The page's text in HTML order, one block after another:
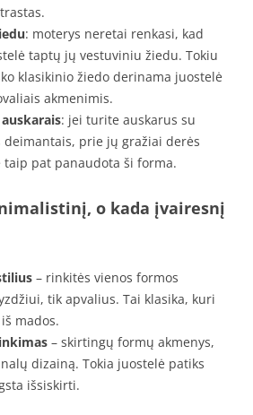
: moterys neretai renkasi, kad
taptų jų vestuviniu žiedu. Tokiu
klasikinio žiedo derinama juostelė
akmenimis.
: jei turite auskarus su
deimantais, prie jų gražiai derės
taip pat panaudota ši forma.
o kada įvairesnį
– rinkitės vienos formos
tik apvalius. Tai klasika, kuri
mados.
– skirtingų formų akmenys,
dizainą. Tokia juostelė patiks
išsiskirti.